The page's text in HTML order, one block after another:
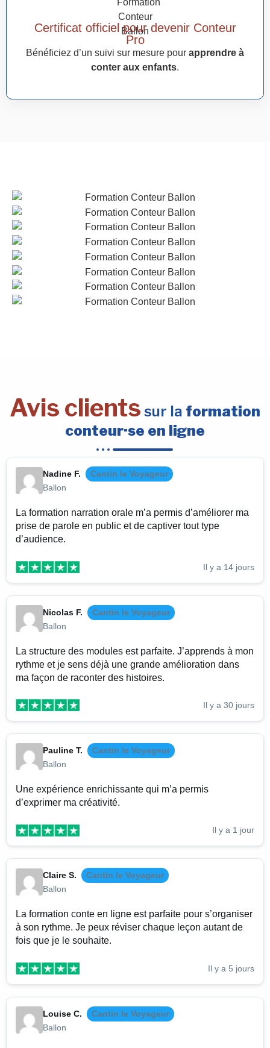
Certificat officiel pour devenir Conteur
Pro
Bénéficiez d’un suivi sur mesure pour apprendre à
conter aux enfants.
Avis clients sur la formation
conteur·se en ligne
Nadine F.
Cantin le Voyageur
Ballon
La formation narration orale m’a permis d’améliorer ma
prise de parole en public et de captiver tout type
d’audience.
Il y a 14 jours
Nicolas F.
Cantin le Voyageur
Ballon
La structure des modules est parfaite. J’apprends à mon
rythme et je sens déjà une grande amélioration dans
ma façon de raconter des histoires.
Il y a 30 jours
Pauline T.
Cantin le Voyageur
Ballon
Une expérience enrichissante qui m’a permis
d’exprimer ma créativité.
Il y a 1 jour
Claire S.
Cantin le Voyageur
Ballon
La formation conte en ligne est parfaite pour s’organiser
à son rythme. Je peux réviser chaque leçon autant de
fois que je le souhaite.
Il y a 5 jours
Louise C.
Cantin le Voyageur
Ballon